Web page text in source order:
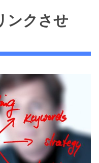
ンクさせ